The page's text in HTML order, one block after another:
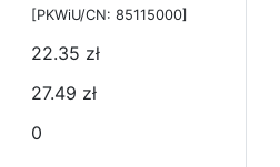
[PKWiU/CN: 85115000]
22.35 zł
27.49 zł
0